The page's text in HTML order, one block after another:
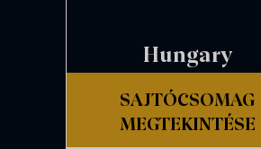
Hungary
SAJTÓCSOMAG
MEGTEKINTÉSE